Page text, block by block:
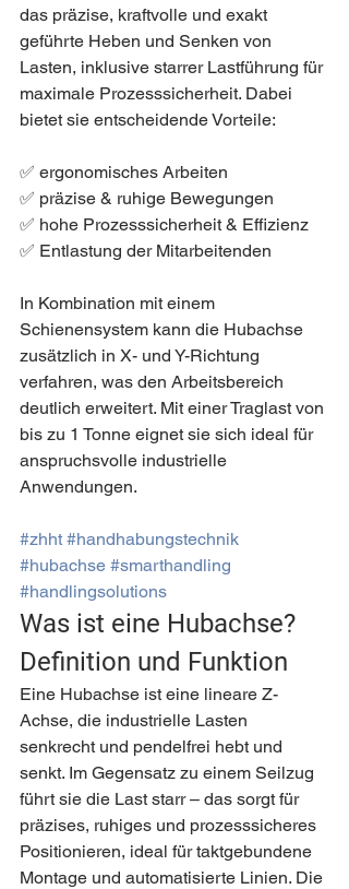
das präzise, kraftvolle und exakt
geführte Heben und Senken von
Lasten, inklusive starrer Lastführung für
maximale Prozesssicherheit. Dabei
bietet sie entscheidende Vorteile:
✅ ergonomisches Arbeiten
✅ präzise & ruhige Bewegungen
✅ hohe Prozesssicherheit & Effizienz
✅ Entlastung der Mitarbeitenden
In Kombination mit einem
Schienensystem kann die Hubachse
zusätzlich in X- und Y-Richtung
verfahren, was den Arbeitsbereich
deutlich erweitert. Mit einer Traglast von
bis zu 1 Tonne eignet sie sich ideal für
anspruchsvolle industrielle
Anwendungen.
#zhht #handhabungstechnik
#hubachse #smarthandling
#handlingsolutions
Was ist eine Hubachse?
Definition und Funktion
Eine Hubachse ist eine lineare Z-
Achse, die industrielle Lasten
senkrecht und pendelfrei hebt und
senkt. Im Gegensatz zu einem Seilzug
führt sie die Last starr – das sorgt für
präzises, ruhiges und prozesssicheres
Positionieren, ideal für taktgebundene
Montage und automatisierte Linien. Die